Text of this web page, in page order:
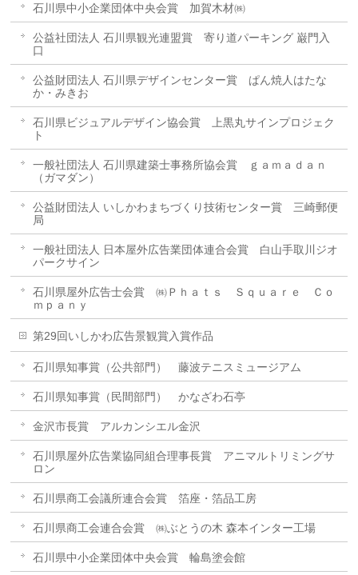
石川県中小企業団体中央会賞 加賀木材㈱
公益社団法人 石川県観光連盟賞 寄り道パーキング 巌門入
口
公益財団法人 石川県デザインセンター賞 ぱん焼人はたな
か・みきお
石川県ビジュアルデザイン協会賞 上黒丸サインプロジェク
ト
一般社団法人 石川県建築士事務所協会賞 ｇａｍａｄａｎ
（ガマダン）
公益財団法人 いしかわまちづくり技術センター賞 三崎郵便
局
一般社団法人 日本屋外広告業団体連合会賞 白山手取川ジオ
パークサイン
石川県屋外広告士会賞 ㈱Ｐｈａｔｓ Ｓｑｕａｒｅ Ｃｏ
ｍｐａｎｙ
第29回いしかわ広告景観賞入賞作品
石川県知事賞（公共部門） 藤波テニスミュージアム
石川県知事賞（民間部門） かなざわ石亭
金沢市長賞 アルカンシエル金沢
石川県屋外広告業協同組合理事長賞 アニマルトリミングサ
ロン
石川県商工会議所連合会賞 箔座・箔品工房
石川県商工会連合会賞 ㈱ぶとうの木 森本インター工場
石川県中小企業団体中央会賞 輪島塗会館